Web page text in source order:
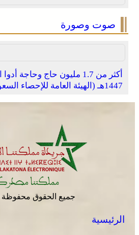
صوت وصورة
أكثر من 1.7 مليون حاج
1447هـ (الهيئة العامة للإحصاء السعودية)
جميع الحقوق محفوظة ©
الرئيسية